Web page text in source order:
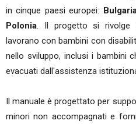
in cinque paesi europei:
Polonia. Il progetto si rivolge
lavorano con bambini con
nello sviluppo, inclusi i bambini
evacuati dall'assistenza
Il manuale è progettato per
minori non accompagnati e